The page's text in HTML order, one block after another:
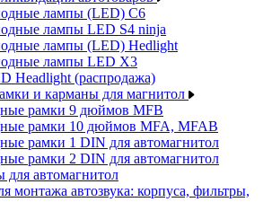
лампы (LED) C6
лампы LED S4 ninja
лампы (LED) Hedlight
лампы LED X3
Headlight (распродажа)
и карманы для магнитол
рамки 9 дюймов MFB
рамки 10 дюймов MFA, MFAB
рамки 1 DIN для автомагнитол
рамки 2 DIN для автомагнитол
для автомагнитол
монтажа автозвука: корпуса, фильтры,